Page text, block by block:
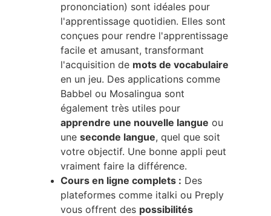
prononciation) sont idéales pour
l'apprentissage quotidien. Elles sont
conçues pour rendre l'apprentissage
facile et amusant, transformant
l'acquisition de mots de vocabulaire
en un jeu. Des applications comme
Babbel ou Mosalingua sont
également très utiles pour
apprendre une nouvelle langue ou
une seconde langue, quel que soit
votre objectif. Une bonne appli peut
vraiment faire la différence.
Cours en ligne complets : Des
plateformes comme italki ou Preply
vous offrent des possibilités